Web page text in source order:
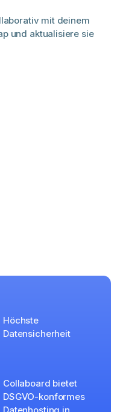
mit deinem
und aktualisiere sie
Höchste
Datensicherheit
Collaboard bietet
DSGVO-konformes
Datenhosting in